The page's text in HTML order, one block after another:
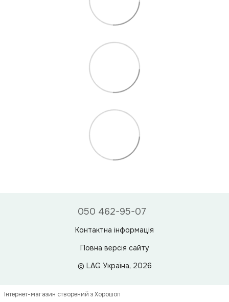
050 462-95-07
Контактна інформація
Повна версія сайту
© LAG Україна, 2026
Інтернет-магазин створений з Хорошоп